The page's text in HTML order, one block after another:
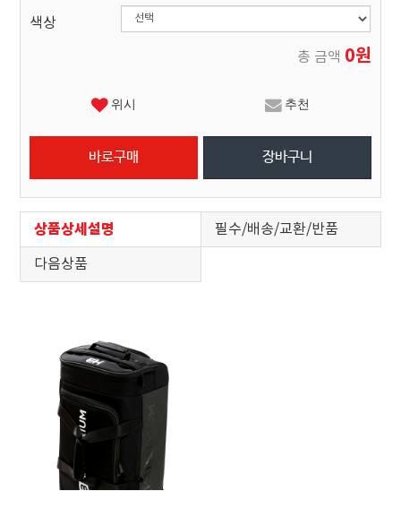
색상
총 금액 0원
위시 추천
상품상세설명 필수/배송/교환/반품
다음상품